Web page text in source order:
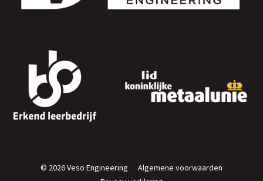
© 2026 Veso Engineering
Algemene voorwaarden